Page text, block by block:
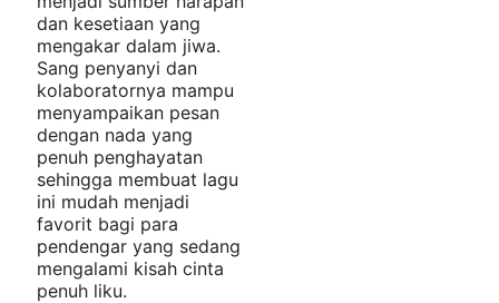
dan kesetiaan yang
mengakar dalam jiwa.
Sang penyanyi dan
kolaboratornya mampu
menyampaikan pesan
dengan nada yang
penuh penghayatan
sehingga membuat lagu
ini mudah menjadi
favorit bagi para
pendengar yang sedang
mengalami kisah cinta
penuh liku.